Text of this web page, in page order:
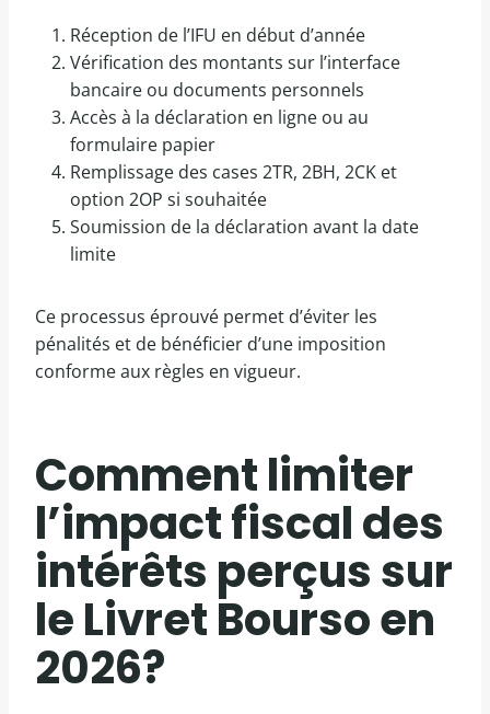
Réception de l’IFU en début d’année
Vérification des montants sur l’interface
bancaire ou documents personnels
Accès à la déclaration en ligne ou au
formulaire papier
Remplissage des cases 2TR, 2BH, 2CK et
option 2OP si souhaitée
Soumission de la déclaration avant la date
limite
Ce processus éprouvé permet d’éviter les
pénalités et de bénéficier d’une imposition
conforme aux règles en vigueur.
Comment limiter
l’impact fiscal des
intérêts perçus sur
le Livret Bourso en
2026?